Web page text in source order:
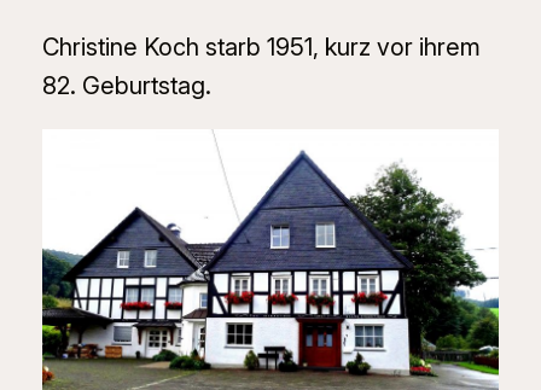
Christine Koch starb 1951, kurz vor ihrem
82. Geburtstag.